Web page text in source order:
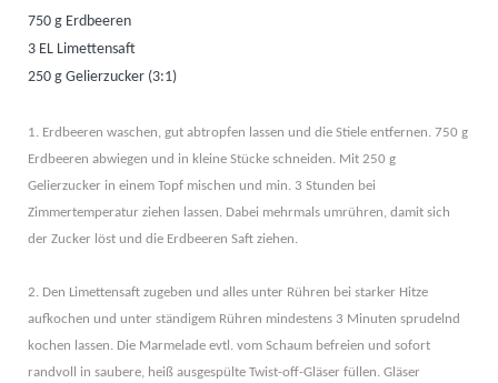
750 g Erdbeeren
3 EL Limettensaft
250 g Gelierzucker (3:1)
1. Erdbeeren waschen, gut abtropfen lassen und die Stiele entfernen. 750 g
Erdbeeren abwiegen und in kleine Stücke schneiden. Mit 250 g
Gelierzucker in einem Topf mischen und min. 3 Stunden bei
Zimmertemperatur ziehen lassen. Dabei mehrmals umrühren, damit sich
der Zucker löst und die Erdbeeren Saft ziehen.
2. Den Limettensaft zugeben und alles unter Rühren bei starker Hitze
aufkochen und unter ständigem Rühren mindestens 3 Minuten sprudelnd
kochen lassen. Die Marmelade evtl. vom Schaum befreien und sofort
randvoll in saubere, heiß ausgespülte Twist-off-Gläser füllen. Gläser